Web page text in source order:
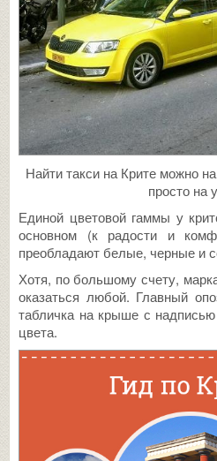
Найти такси на Крите можно
просто на
Единой цветовой гаммы у
основном (к радости и
преобладают белые, черные и
Хотя, по большому счету,
оказаться любой. Главный
табличка на крыше с
цвета.